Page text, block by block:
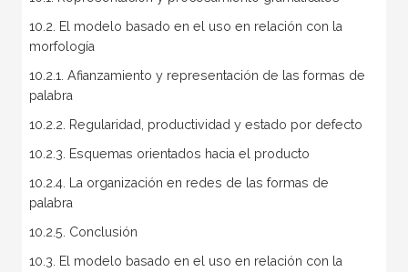
10.2. El modelo basado en el uso en relación con la
morfología
10.2.1. Afianzamiento y representación de las formas de
palabra
10.2.2. Regularidad, productividad y estado por defecto
10.2.3. Esquemas orientados hacia el producto
10.2.4. La organización en redes de las formas de
palabra
10.2.5. Conclusión
10.3. El modelo basado en el uso en relación con la